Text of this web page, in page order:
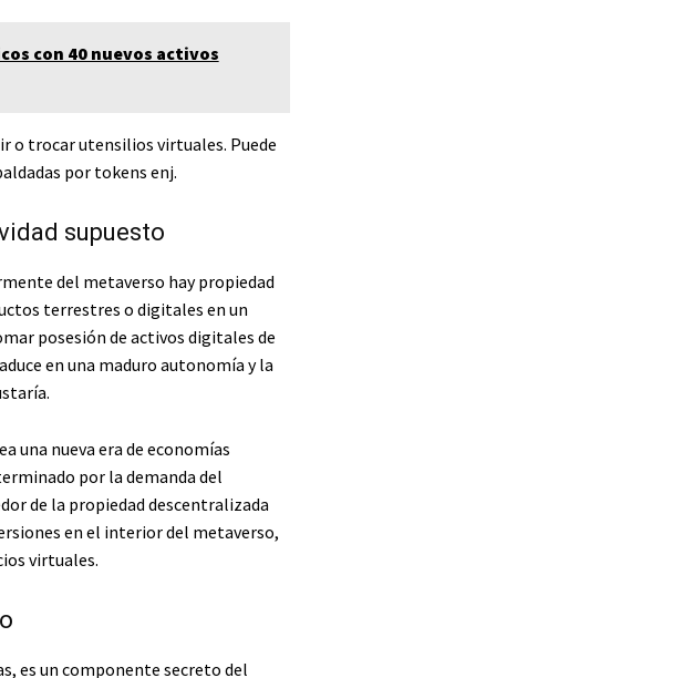
con 40 nuevos activos
o trocar utensilios virtuales. Puede
por tokens enj.
supuesto
del metaverso hay propiedad
terrestres o digitales en un
posesión de activos digitales de
en una maduro autonomía y la
una nueva era de economías
por la demanda del
de la propiedad descentralizada
en el interior del metaverso,
virtuales.
es un componente secreto del